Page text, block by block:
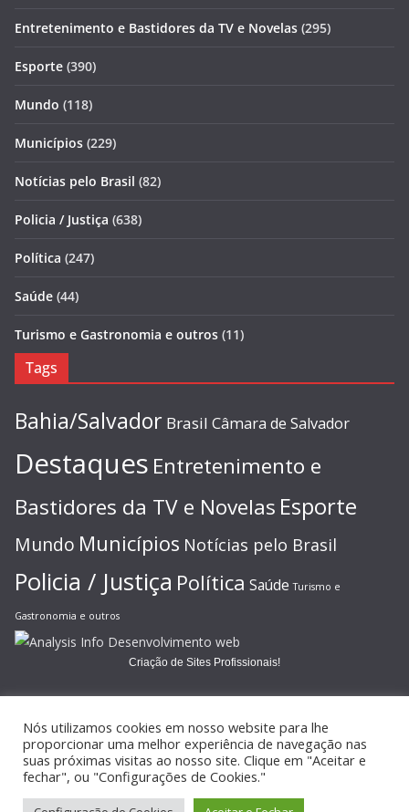
Entretenimento e Bastidores da TV e Novelas (295)
Esporte (390)
Mundo (118)
Municípios (229)
Notícias pelo Brasil (82)
Policia / Justiça (638)
Política (247)
Saúde (44)
Turismo e Gastronomia e outros (11)
Tags
Bahia/Salvador Brasil Câmara de Salvador
Destaques Entretenimento e
Bastidores da TV e Novelas Esporte
Mundo Municípios Notícias pelo Brasil
Policia / Justiça Política Saúde Turismo e
Gastronomia e outros
Criação de Sites Profissionais!
Copyright © 2026JORNAL GAZETA ONLINE
reservados.
Nós utilizamos cookies em nosso website para lhe
proporcionar uma melhor experiência de navegação nas
suas próximas visitas ao nosso site. Clique em "Aceitar e
fechar", ou "Configurações de Cookies."